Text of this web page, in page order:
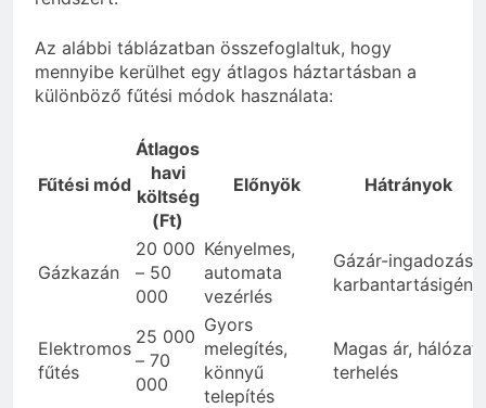
Az alábbi táblázatban összefoglaltuk, hogy
mennyibe kerülhet egy átlagos háztartásban a
különböző fűtési módok használata:
Fűtési mód
Átlagos
havi
költség
(Ft)
Előnyök Hátrányok
Gázkazán
20 000
– 50
000
Kényelmes,
automata
vezérlés
Gázár-ingadozás,
karbantartásigény
Elektromos
fűtés
25 000
– 70
000
Gyors
melegítés,
könnyű
telepítés
Magas ár, hálózati
terhelés